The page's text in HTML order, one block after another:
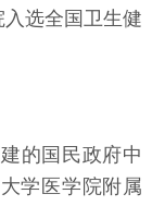
选全国卫生健
的国民政府中
学医学院附属